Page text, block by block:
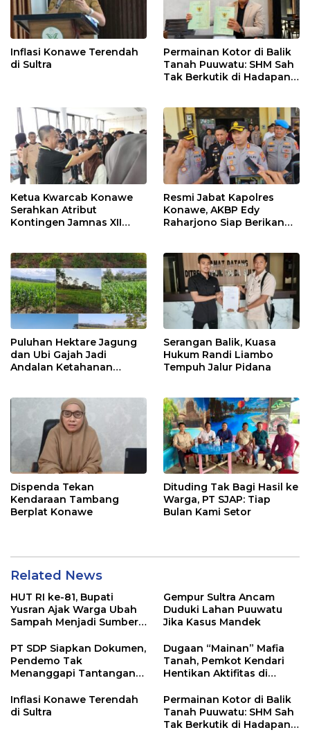
Inflasi Konawe Terendah
di Sultra
Permainan Kotor di Balik
Tanah Puuwatu: SHM Sah
Tak Berkutik di Hadapan
Ketua Kwarcab Konawe
Serahkan Atribut
Kontingen Jamnas XII
Resmi Jabat Kapolres
Konawe, AKBP Edy
Raharjono Siap Berikan
Puluhan Hektare Jagung
dan Ubi Gajah Jadi
Andalan Ketahanan
Serangan Balik, Kuasa
Hukum Randi Liambo
Tempuh Jalur Pidana
Dispenda Tekan
Kendaraan Tambang
Berplat Konawe
Dituding Tak Bagi Hasil ke
Warga, PT SJAP: Tiap
Bulan Kami Setor
Related News
HUT RI ke-81, Bupati
Yusran Ajak Warga Ubah
Sampah Menjadi Sumber
Gempur Sultra Ancam
Duduki Lahan Puuwatu
Jika Kasus Mandek
PT SDP Siapkan Dokumen,
Pendemo Tak
Menanggapi Tantangan
Dugaan “Mainan” Mafia
Tanah, Pemkot Kendari
Hentikan Aktifitas di
Inflasi Konawe Terendah
di Sultra
Permainan Kotor di Balik
Tanah Puuwatu: SHM Sah
Tak Berkutik di Hadapan